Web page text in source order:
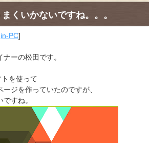
くいかないですね。。。
PC]
ーの松田です。
を使って
ジを作っていたのですが、
すね。